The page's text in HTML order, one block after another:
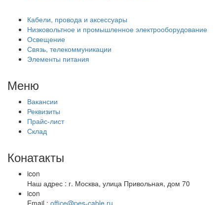
Кабели, провода и аксессуары
Низковольтное и промышленное электрооборудование
Освещение
Связь, телекоммуникации
Элементы питания
Меню
Вакансии
Реквизиты
Прайс-лист
Склад
Конатакты
icon
Наш адрес : г. Москва, улица Привольная, дом 70
icon
Email : office@pes-cable.ru